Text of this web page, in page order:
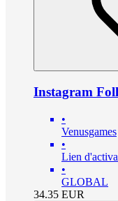
Instagram
•
Venusgames
•
Lien
•
GLOBAL
34.35 EUR